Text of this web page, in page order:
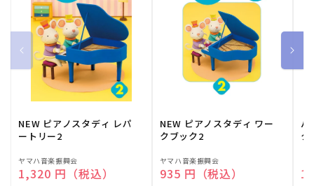
NEW ピアノスタディ レパ
ートリー2
販
売
ヤマハ音楽振興会
通常価格
1,320 円（税込）
NEW ピアノスタディ ワー
クブック2
販
売
ヤマハ音楽振興会
通常価格
935 円（税込）
バ
ク
売